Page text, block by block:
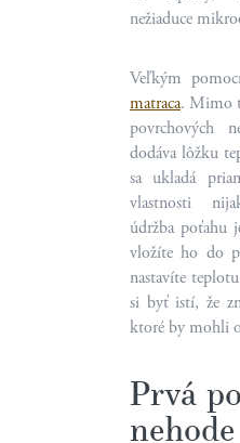
nežiaduce
Veľkým
matraca. Mimo
povrchových
dodáva lôžku
sa ukladá
vlastnosti
údržba poťahu
vložíte ho do
nastavíte
si byť istí, že
ktoré by mohli
Prvá
nehode